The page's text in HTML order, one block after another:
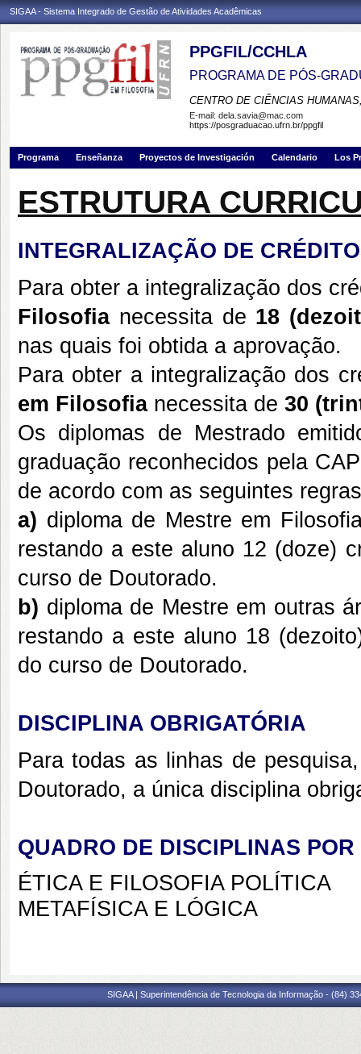
SIGAA - Sistema Integrado de Gestão de Atividades Acadêmicas
PPGFIL/CCHLA
PROGRAMA DE PÓS-
CENTRO DE CIÊNCIAS
E-mail: dela.savia@mac.com
https://posgraduacao.ufrn.br/ppgfil
Programa Enseñanza Proyectos de Investigación Calendario Los
ESTRUTURA
INTEGRALIZAÇÃO DE
Para obter a integralização dos
Filosofianecessita de 18
nas quais foi obtida a aprovação.
Para obter a integralização dos
em Filosofianecessita de 30
Os diplomas de Mestrado
graduação reconhecidos pela
de acordo com as seguintes
a) diploma de Mestre em
restando a este aluno 12 (doze)
curso de Doutorado.
b) diploma de Mestre em outras
restando a este aluno 18
do curso de Doutorado.
DISCIPLINA OBRIGATÓRIA
Para todas as linhas de
Doutorado, a única disciplina
QUADRO DE DISCIPLINAS
ÉTICA E FILOSOFIA POLÍTICA
METAFÍSICA E LÓGICA
SIGAA | Superintendência de Tecnologia da Informação - (84)